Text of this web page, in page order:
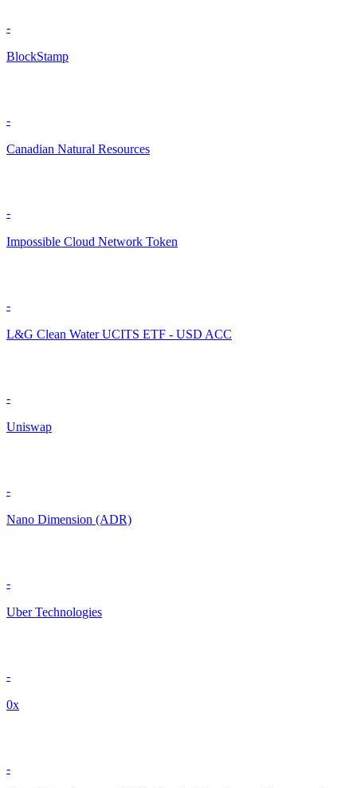
-
BlockStamp
-
Canadian Natural Resources
-
Impossible Cloud Network Token
-
L&G Clean Water UCITS ETF - USD ACC
-
Uniswap
-
Nano Dimension (ADR)
-
Uber Technologies
-
0x
-